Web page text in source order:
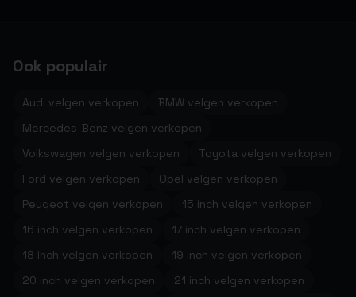
Ook populair
Audi velgen verkopen
BMW velgen verkopen
Mercedes-Benz velgen verkopen
Volkswagen velgen verkopen
Toyota velgen verkopen
Ford velgen verkopen
Opel velgen verkopen
Peugeot velgen verkopen
15 inch velgen verkopen
16 inch velgen verkopen
17 inch velgen verkopen
18 inch velgen verkopen
19 inch velgen verkopen
20 inch velgen verkopen
21 inch velgen verkopen